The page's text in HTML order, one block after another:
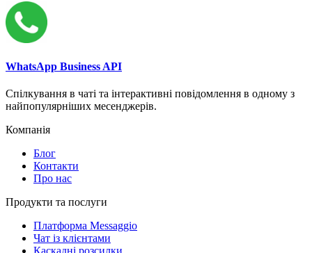
WhatsApp Business API
Спілкування в чаті та інтерактивні повідомлення в одному з
найпопулярніших месенджерів.
Компанія
Блог
Контакти
Про нас
Продукти та послуги
Платформа Messaggio
Чат із клієнтами
Каскадні розсилки